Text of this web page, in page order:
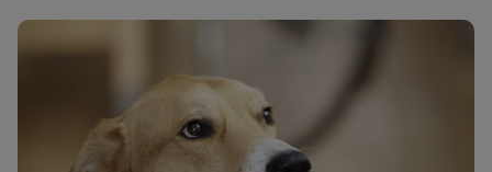
es motivo de preocupación. Eso sí, ten en cuenta que el
90 % de las enfermedades de perros y gatos están
causadas por una alimentación inadecuada.